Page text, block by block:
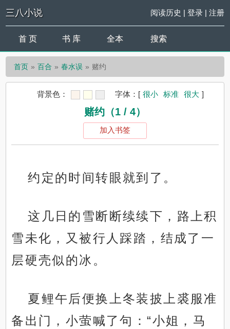
三八小说 阅读历史 | 登录| 注册
首 页 书 库 全本 搜索
首页 百合 春水误 赌约
背景色： 字体： [ 很小 标准 很大 ]
赌约（1 / 4）
加入书签
约定的时间转眼就到了。
这几日的雪断断续续下，路上积
雪未化，又被行人踩踏，结成了一
层硬壳似的冰。
夏鲤午后便换上冬装披上裘服准
备出门，小萤喊了句：“小姐，马